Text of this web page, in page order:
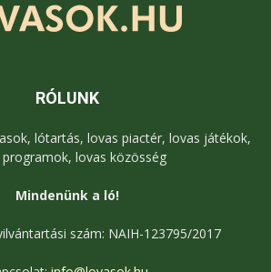
RÓLUNK
lótartás, lovas piactér, lovas játékok,
lovas közösség
Mindenünk a ló!
szám: NAIH-123795/2017